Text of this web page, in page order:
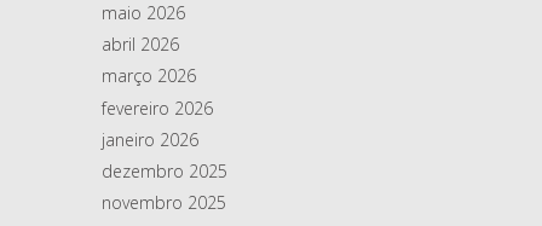
maio 2026
abril 2026
março 2026
fevereiro 2026
janeiro 2026
dezembro 2025
novembro 2025